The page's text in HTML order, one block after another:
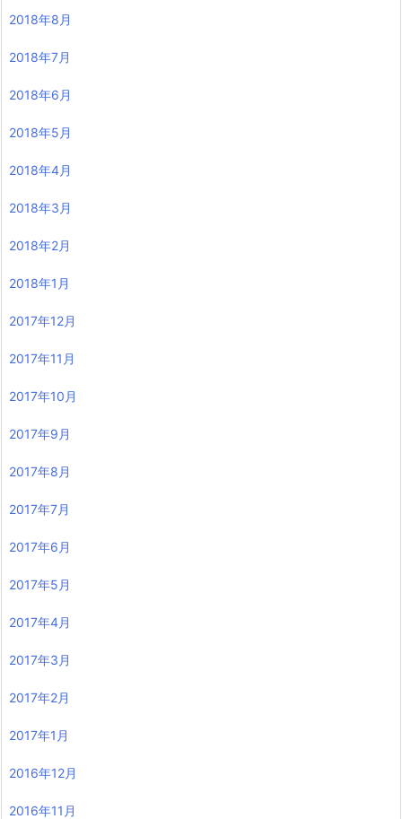
2018年8月
2018年7月
2018年6月
2018年5月
2018年4月
2018年3月
2018年2月
2018年1月
2017年12月
2017年11月
2017年10月
2017年9月
2017年8月
2017年7月
2017年6月
2017年5月
2017年4月
2017年3月
2017年2月
2017年1月
2016年12月
2016年11月